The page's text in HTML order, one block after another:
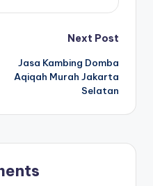
Next Post
Jasa Kambing Domba
Aqiqah Murah Jakarta
Selatan